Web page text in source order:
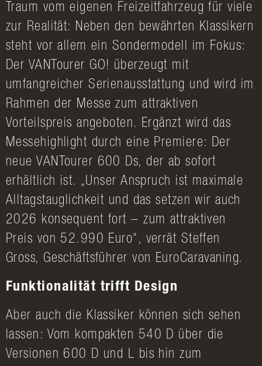
Traum vom eigenen Freizeitfahrzeug für viele
zur Realität: Neben den bewährten Klassikern
steht vor allem ein Sondermodell im Fokus:
Der VANTourer GO! überzeugt mit
umfangreicher Serienausstattung und wird im
Rahmen der Messe zum attraktiven
Vorteilspreis angeboten. Ergänzt wird das
Messehighlight durch eine Premiere: Der
neue VANTourer 600 Ds, der ab sofort
erhältlich ist. „Unser Anspruch ist maximale
Alltagstauglichkeit und das setzen wir auch
2026 konsequent fort – zum attraktiven
Preis von 52.990 Euro“, verrät Steffen
Gross, Geschäftsführer von EuroCaravaning.
Funktionalität trifft Design
Aber auch die Klassiker können sich sehen
lassen: Vom kompakten 540 D über die
Versionen 600 D und L bis hin zum